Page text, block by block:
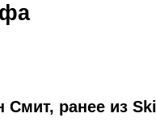
Смит, ранее из